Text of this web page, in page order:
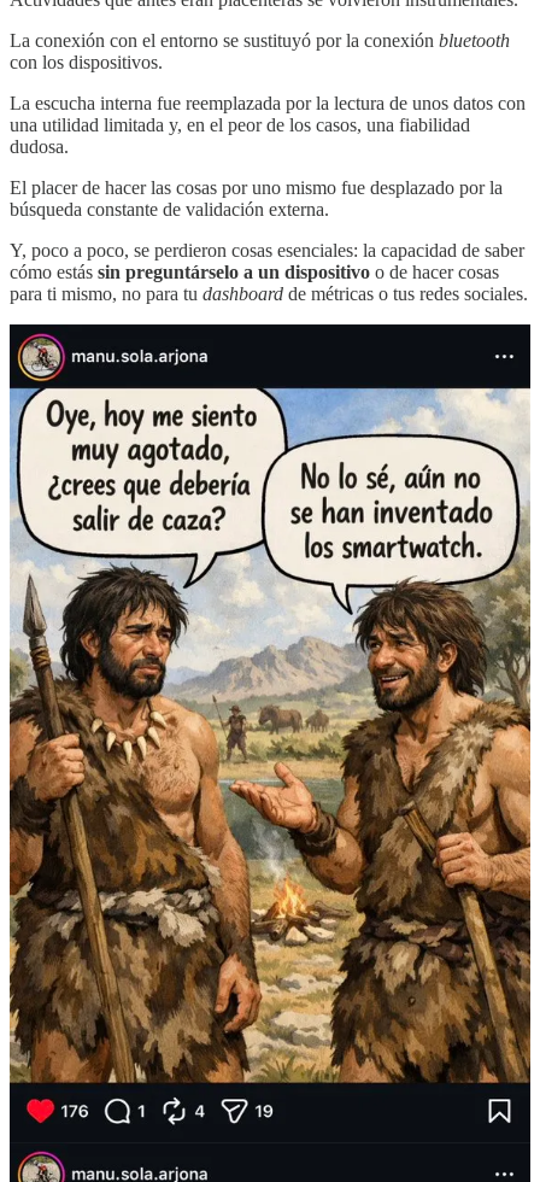
La conexión con el entorno se sustituyó por la conexión bluetooth
con los dispositivos.
La escucha interna fue reemplazada por la lectura de unos datos con
una utilidad limitada y, en el peor de los casos, una fiabilidad
dudosa.
El placer de hacer las cosas por uno mismo fue desplazado por la
búsqueda constante de validación externa.
Y, poco a poco, se perdieron cosas esenciales: la capacidad de saber
cómo estás sin preguntárselo a un dispositivo o de hacer cosas
para ti mismo, no para tu dashboard de métricas o tus redes sociales.
Este patrón conecta con una idea que el filósofo coreano-alemán
Byung-Chul Han puso hace unos años sobre la mesa: la de la auto-
explotación1.
No hace falta un jefe que apriete demasiado cuando uno mismo
puede ser su mejor explotador.
El efecto rebote
El lado positivo es indiscutible: millones de personas hemos
descubierto lo bien que nos sentimos cuando dormimos mejor, nos
movemos más, entrenar con algo de estructura y comemos con
cabeza.
Eso no va a desaparecer.
Pero cuando el cuidado se vuelve ortodoxia, cuando vivir bien se
convierte en cumplir protocolos, eso empieza a jugar en tu contra:
Más ansiedad. Más rigidez. Más miedo a salirse del plan. Menos
vida.
Y ahí es donde algo debe empezar a cambiar.
El paso atrás (consciente)